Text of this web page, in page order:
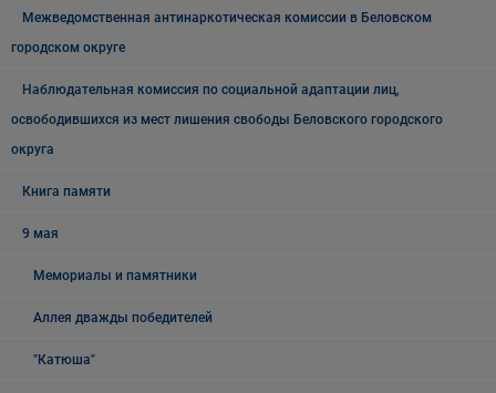
Межведомственная антинаркотическая комиссии в Беловском
городском округе
Наблюдательная комиссия по социальной адаптации лиц,
освободившихся из мест лишения свободы Беловского городского
округа
Книга памяти
9 мая
Мемориалы и памятники
Аллея дважды победителей
"Катюша"